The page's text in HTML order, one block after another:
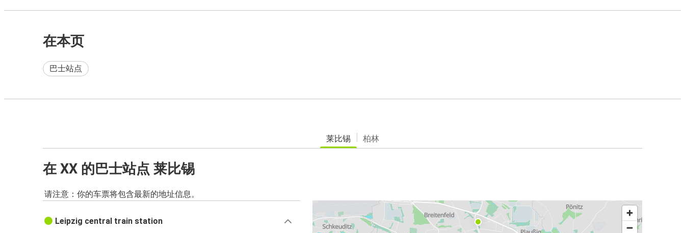
在本页
巴士站点
莱比锡 柏林
在 XX 的巴士站点 莱比锡
请注意：你的车票将包含最新的地址信息。
Leipzig central train station